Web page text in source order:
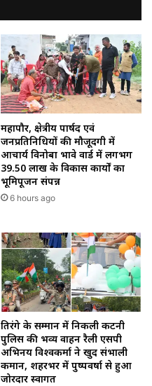
महापौर, क्षेत्रीय पार्षद एवं
जनप्रतिनिधियों की मौजूदगी में
आचार्य विनोबा भावे वार्ड में लगभग
39.50 लाख के विकास कार्यों का
भूमिपूजन संपन्न
6 hours ago
तिरंगे के सम्मान में निकली कटनी
पुलिस की भव्य वाहन रैली एसपी
अभिनय विश्वकर्मा ने खुद संभाली
कमान, शहरभर में पुष्पवर्षा से हुआ
जोरदार स्वागत